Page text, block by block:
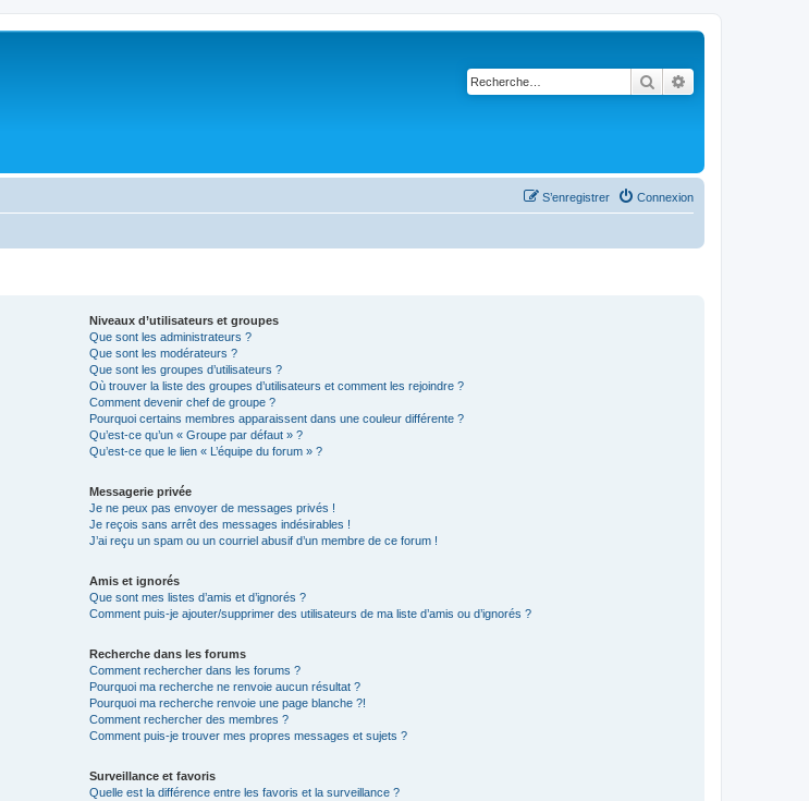
Rechercher
Connexion
S’enregistrer
Niveaux d’utilisateurs et groupes
Que sont les administrateurs ?
Que sont les modérateurs ?
Que sont les groupes d’utilisateurs ?
Où trouver la liste des groupes d’utilisateurs et comment les rejoindre ?
Comment devenir chef de groupe ?
Pourquoi certains membres apparaissent dans une couleur différente ?
Qu’est-ce qu’un « Groupe par défaut » ?
Qu’est-ce que le lien « L’équipe du forum » ?
Messagerie privée
Je ne peux pas envoyer de messages privés !
Je reçois sans arrêt des messages indésirables !
J’ai reçu un spam ou un courriel abusif d’un membre de ce forum !
Amis et ignorés
Que sont mes listes d’amis et d’ignorés ?
Comment puis-je ajouter/supprimer des utilisateurs de ma liste d’amis ou d’ignorés ?
Recherche dans les forums
Comment rechercher dans les forums ?
Pourquoi ma recherche ne renvoie aucun résultat ?
Pourquoi ma recherche renvoie une page blanche ?!
Comment rechercher des membres ?
Comment puis-je trouver mes propres messages et sujets ?
Surveillance et favoris
Quelle est la différence entre les favoris et la surveillance ?